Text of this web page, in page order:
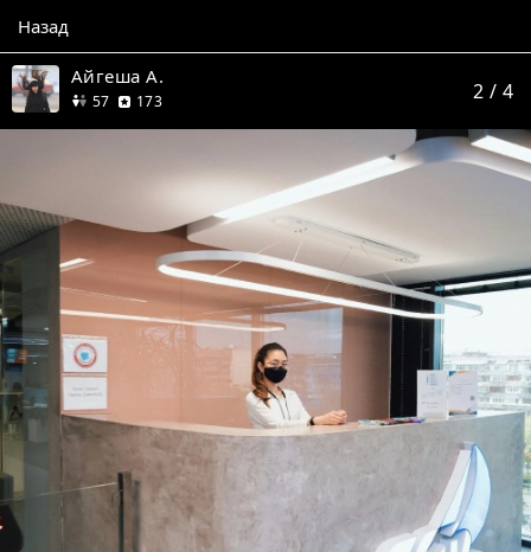
Назад
Айгеша А.
57друзей
173отзыва 2 / 4